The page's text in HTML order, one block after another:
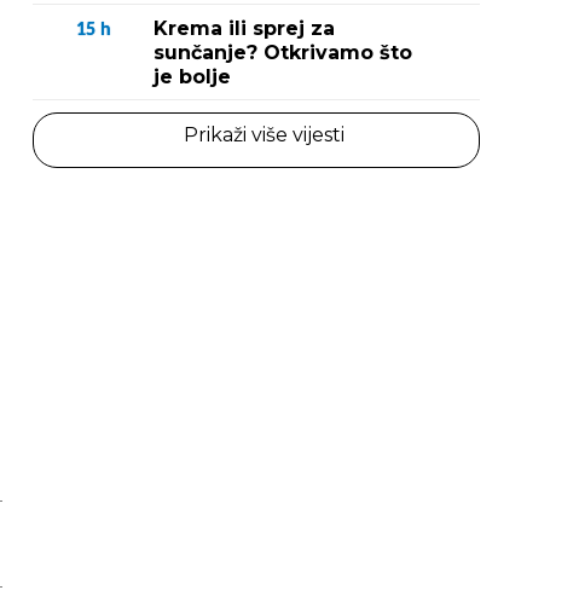
15 h
Krema ili sprej za
sunčanje? Otkrivamo što
je bolje
Prikaži više vijesti